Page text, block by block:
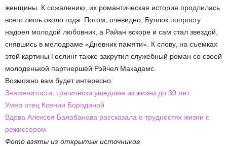
женщины. К сожалению, их романтическая история продлилась
всего лишь около года. Потом, очевидно, Буллок попросту
надоел молодой любовник, а Райан вскоре и сам стал звездой,
снявшись в мелодраме «Дневник памяти». К слову, на съемках
этой картины Гослинг также закрутил служебный роман со своей
молоденькой партнершей Рэйчел Макадамс.
Возможно вам будет интересно:
Знаменитости, трагически ушедшие из жизни до 30 лет
Умер отец Ксении Бородиной
Вдова Алексея Балабанова рассказала о трудностях жизни с
режиссером
Фото взяты из открытых источников